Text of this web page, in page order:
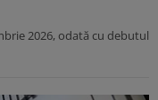
2026, odată cu debutul